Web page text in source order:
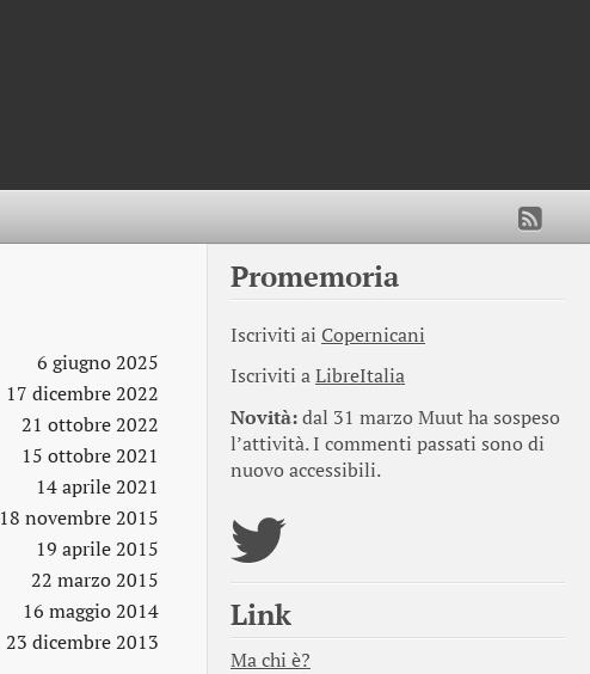
6 giugno 2025
17 dicembre 2022
21 ottobre 2022
15 ottobre 2021
14 aprile 2021
18 novembre 2015
19 aprile 2015
22 marzo 2015
16 maggio 2014
23 dicembre 2013
Promemoria
Iscriviti ai Copernicani
Iscriviti aLibreItalia
Novità:dal 31 marzo Muut ha sospeso
l’attività. I commenti passati sono di
nuovo accessibili.
Link
Ma chi è?